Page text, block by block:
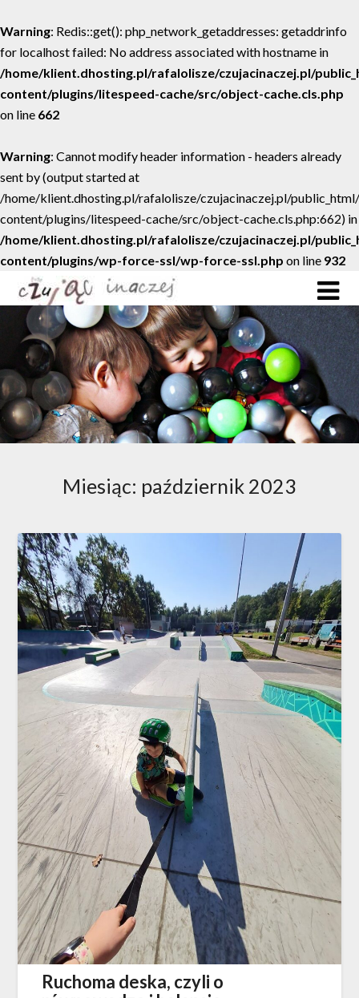
Warning: Redis::get(): php_network_getaddresses: getaddrinfo
for localhost failed: No address associated with hostname in
/home/klient.dhosting.pl/rafalolisze/czujacinaczej.pl/
content/plugins/litespeed-cache/src/object-cache.cls.php
on line 662
Warning: Cannot modify header information - headers already
sent by (output started at
/home/klient.dhosting.pl/rafalolisze/czujacinaczej.pl/
content/plugins/litespeed-cache/src/object-cache.cls.php:662) in
/home/klient.dhosting.pl/rafalolisze/czujacinaczej.pl/
content/plugins/wp-force-ssl/wp-force-ssl.php on line 932
Miesiąc: październik 2023
Ruchoma deska, czyli o